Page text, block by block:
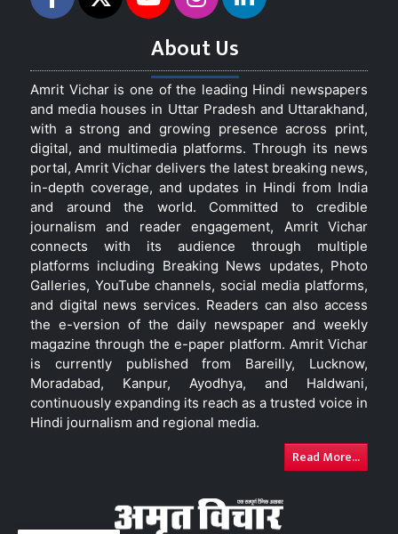
About Us
Amrit Vichar is one of the leading Hindi newspapers
and media houses in Uttar Pradesh and Uttarakhand,
with a strong and growing presence across print,
digital, and multimedia platforms. Through its news
portal, Amrit Vichar delivers the latest breaking news,
in-depth coverage, and updates in Hindi from India
and around the world. Committed to credible
journalism and reader engagement, Amrit Vichar
connects with its audience through multiple
platforms including Breaking News updates, Photo
Galleries, YouTube channels, social media platforms,
and digital news services. Readers can also access
the e-version of the daily newspaper and weekly
magazine through the e-paper platform. Amrit Vichar
is currently published from Bareilly, Lucknow,
Moradabad, Kanpur, Ayodhya, and Haldwani,
continuously expanding its reach as a trusted voice in
Hindi journalism and regional media.
Read More...